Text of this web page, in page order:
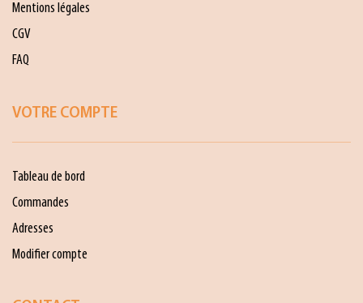
Mentions légales
CGV
FAQ
VOTRE COMPTE
Tableau de bord
Commandes
Adresses
Modifier compte